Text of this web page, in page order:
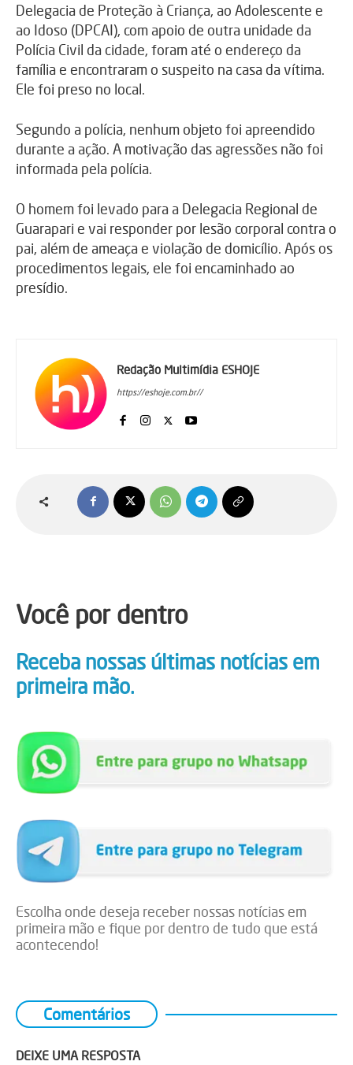
Delegacia de Proteção à Criança, ao Adolescente e
ao Idoso (DPCAI), com apoio de outra unidade da
Polícia Civil da cidade, foram até o endereço da
família e encontraram o suspeito na casa da vítima.
Ele foi preso no local.
Segundo a polícia, nenhum objeto foi apreendido
durante a ação. A motivação das agressões não foi
informada pela polícia.
O homem foi levado para a Delegacia Regional de
Guarapari e vai responder por lesão corporal contra o
pai, além de ameaça e violação de domicílio. Após os
procedimentos legais, ele foi encaminhado ao
presídio.
Redação Multimídia ESHOJE
https://eshoje.com.br//
Você por dentro
Receba nossas últimas notícias em
primeira mão.
Escolha onde deseja receber nossas notícias em
primeira mão e fique por dentro de tudo que está
acontecendo!
Comentários
DEIXE UMA RESPOSTA